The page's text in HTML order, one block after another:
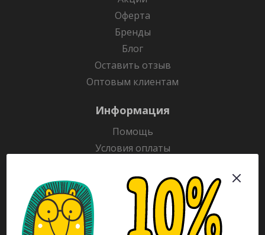
Оферта
Бренды
Блог
Оставить отзыв
Оптовым клиентам
Информация
Помощь
Условия оплаты
Гарантия на товар
Раскраски
Рекламодателям